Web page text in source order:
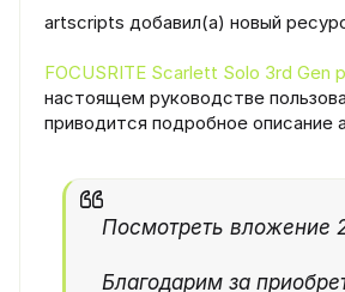
artscripts добавил(а) новый
FOCUSRITE Scarlett Solo 3rd Gen
настоящем руководстве
приводится подробное описание
Посмотреть вложение
Благодарим за